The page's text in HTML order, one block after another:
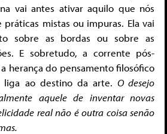
vai antes ativar aquilo que nós
mistas ou impuras. Ela vai
sobre as bordas ou sobre as
E sobretudo, a corrente pós-
herança do pensamento filosófico
ao destino da arte. O desejo
aquele de inventar novas
real não é outra coisa senão